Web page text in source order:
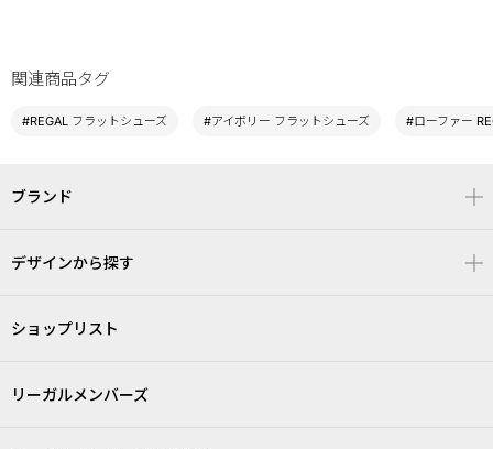
関連商品タグ
#REGAL フラットシューズ #アイボリー フラットシューズ #ローファー
ブランド
デザインから探す
ショップリスト
リーガルメンバーズ